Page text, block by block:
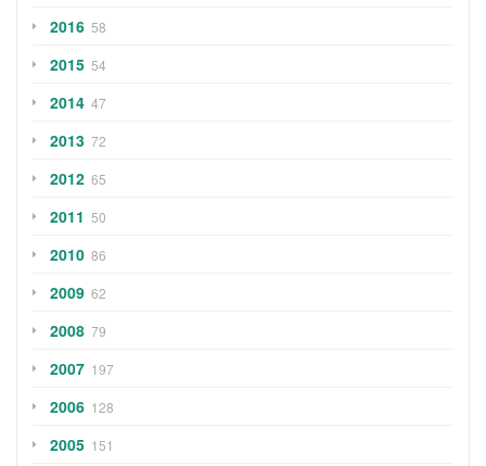
2016 58
2015 54
2014 47
2013 72
2012 65
2011 50
2010 86
2009 62
2008 79
2007 197
2006 128
2005 151